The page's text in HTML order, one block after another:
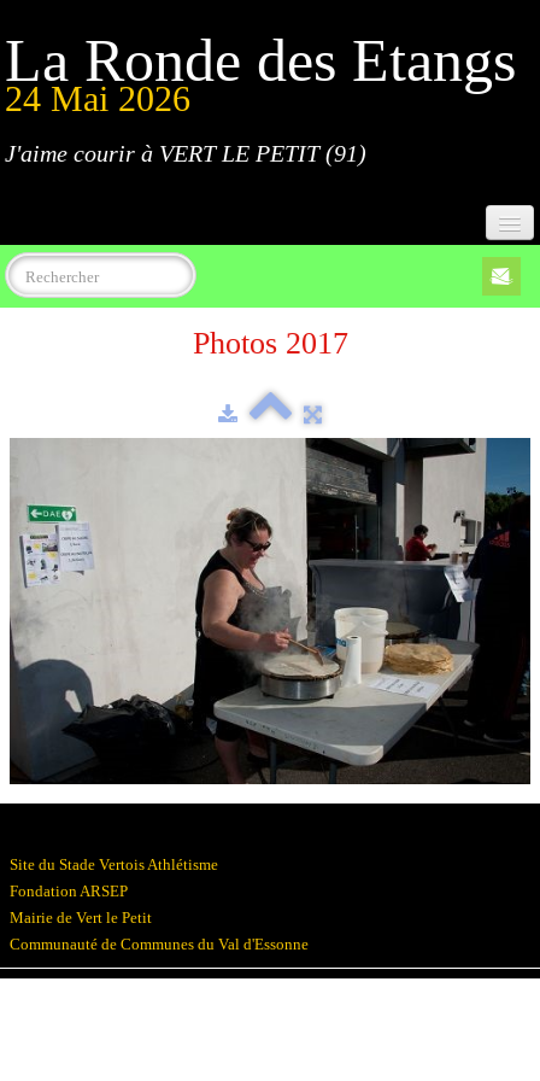
La Ronde des Etangs
24 Mai 2026
J'aime courir à VERT LE PETIT (91)
Accueil
Parcours
Résultats
Devenez bénévoles
Partenaires
Photos▼
Photos 2017
Site du Stade Vertois Athlétisme
Fondation ARSEP
Mairie de Vert le Petit
Communauté de Communes du Val d'Essonne